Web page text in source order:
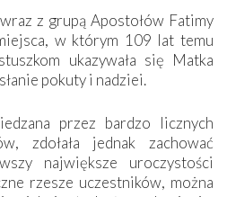
z grupą Apostołów Fatimy
w którym 109 lat temu
ukazywała się Matka
pokuty i nadziei.
przez bardzo licznych
zdołała jednak zachować
największe uroczystości
rzesze uczestników, można